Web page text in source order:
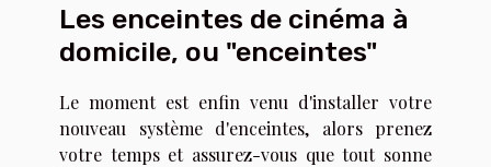
Les enceintes de cinéma à
domicile, ou "enceintes"
Le moment est enfin venu d'installer votre
nouveau système d'enceintes, alors prenez
votre temps et assurez-vous que tout sonne